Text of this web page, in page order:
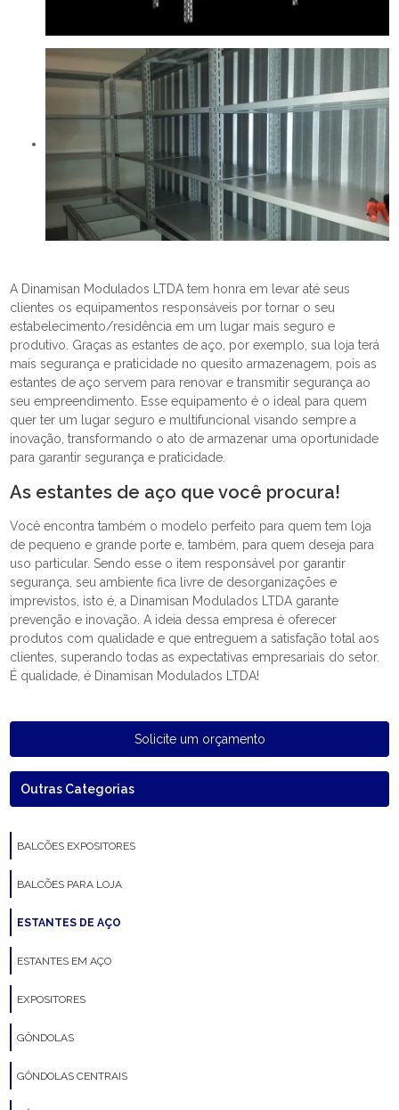
A Dinamisan Modulados LTDA tem honra em levar até seus
clientes os equipamentos responsáveis por tornar o seu
estabelecimento/residência em um lugar mais seguro e
produtivo. Graças as estantes de aço, por exemplo, sua loja terá
mais segurança e praticidade no quesito armazenagem, pois as
estantes de aço servem para renovar e transmitir segurança ao
seu empreendimento. Esse equipamento é o ideal para quem
quer ter um lugar seguro e multifuncional visando sempre a
inovação, transformando o ato de armazenar uma oportunidade
para garantir segurança e praticidade.
As estantes de aço que você procura!
Você encontra também o modelo perfeito para quem tem loja
de pequeno e grande porte e, também, para quem deseja para
uso particular. Sendo esse o item responsável por garantir
segurança, seu ambiente fica livre de desorganizações e
imprevistos, isto é, a Dinamisan Modulados LTDA garante
prevenção e inovação. A ideia dessa empresa é oferecer
produtos com qualidade e que entreguem a satisfação total aos
clientes, superando todas as expectativas empresariais do setor.
É qualidade, é Dinamisan Modulados LTDA!
Solicite um orçamento
Outras Categorias
BALCÕES EXPOSITORES
BALCÕES PARA LOJA
ESTANTES DE AÇO
ESTANTES EM AÇO
EXPOSITORES
GÔNDOLAS
GÔNDOLAS CENTRAIS